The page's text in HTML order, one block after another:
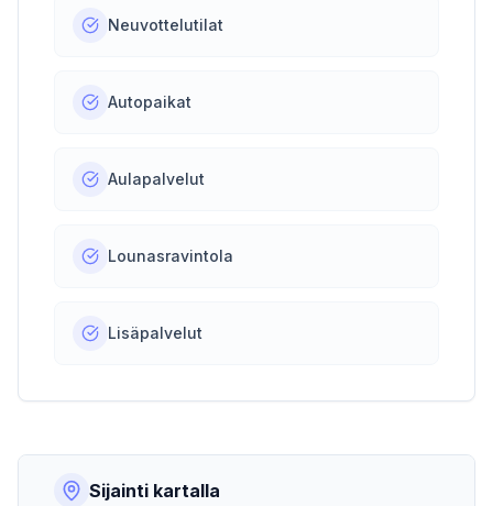
Neuvottelutilat
Autopaikat
Aulapalvelut
Lounasravintola
Lisäpalvelut
Sijainti kartalla